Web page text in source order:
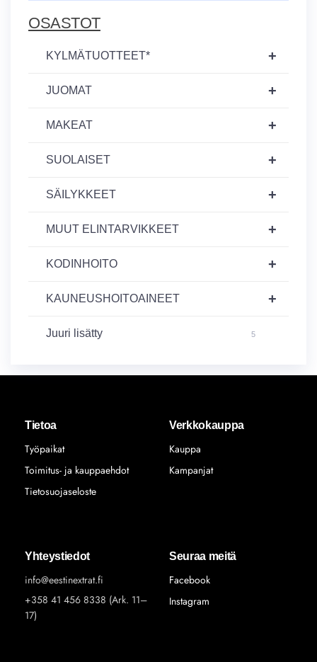
OSASTOT
+
KYLMÄTUOTTEET*
+
JUOMAT
+
MAKEAT
+
SUOLAISET
+
SÄILYKKEET
+
MUUT ELINTARVIKKEET
+
KODINHOITO
+
KAUNEUSHOITOAINEET
Juuri lisätty 5
Tietoa
Työpaikat
Toimitus- ja kauppaehdot
Tietosuojaseloste
Verkkokauppa
Kauppa
Kampanjat
Yhteystiedot
info@eestinextrat.fi
+358 41 456 8338 (Ark. 11–
17)
Seuraa meitä
Facebook
Instagram